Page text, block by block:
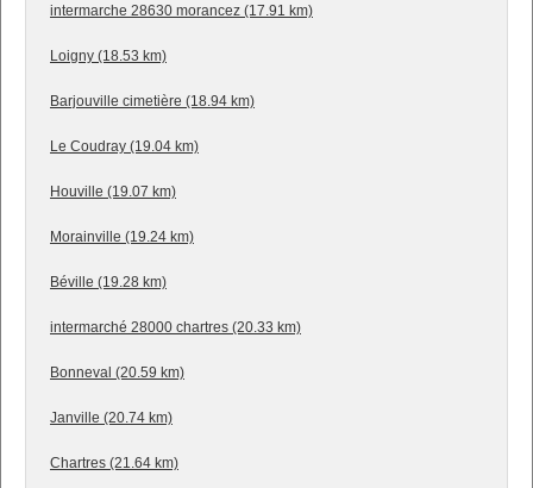
intermarche 28630 morancez (17.91 km)
Loigny (18.53 km)
Barjouville cimetière (18.94 km)
Le Coudray (19.04 km)
Houville (19.07 km)
Morainville (19.24 km)
Béville (19.28 km)
intermarché 28000 chartres (20.33 km)
Bonneval (20.59 km)
Janville (20.74 km)
Chartres (21.64 km)